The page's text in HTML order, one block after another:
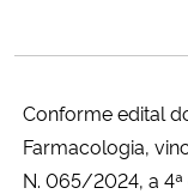
Ministério do Turismo
Ministério do
Conforme edital
Farmacologia,
N. 065/2024, a